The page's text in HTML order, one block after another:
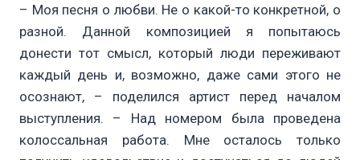
– Моя песня о любви. Не о какой-то конкретной, о
разной. Данной композицией я попытаюсь
донести тот смысл, который люди переживают
каждый день и, возможно, даже сами этого не
осознают, – поделился артист перед началом
выступления. – Над номером была проведена
колоссальная работа. Мне осталось только